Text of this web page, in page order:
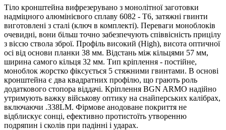
Тіло кронштейна вифрезерувано з монолітної заготовки
надміцного алюмінієвого сплаву 6082 - Т6, затяжні гвинти
виготовлені з сталі (ключ в комплекті). Переваги моноблоків
очевидні, вони більш точно забезпечують співвісність прицілу
з віссю ствола зброї. Профіль високий (High), висота оптичної
осі від основи планки 38 мм. Відстань між кільцями 57 мм,
ширина самого кільця 32 мм. Тип кріплення - постійне,
моноблок жорстко фіксується 5 стяжними гвинтами. В основі
кронштейна є два квадратних профілю, що грають роль
додаткового стопора віддачі. Кріплення BGN ARMO надійно
утримують важку військову оптику на снайперських калібрах,
включаючи .338LM. Фірмове анодоване покриття не
відблискує сонці, ефективно протистоїть утворенню
подряпин і сколів при падінні і ударах.